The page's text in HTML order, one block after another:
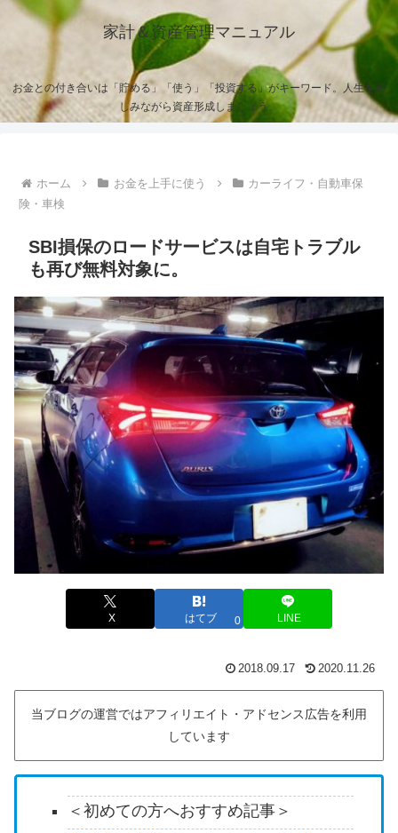
家計＆資産管理マニュアル
お金との付き合いは「貯める」「使う」「投資する」がキーワード。人生を楽
しみながら資産形成しましょう。
ホーム お金を上手に使う
カーライフ・自動車保
険・車検
SBI損保のロードサービスは自宅トラブル
も再び無料対象に。
X はてブ 0 LINE
2018.09.17 2020.11.26
当ブログの運営ではアフィリエイト・アドセンス広告を利用
しています
＜初めての方へおすすめ記事＞